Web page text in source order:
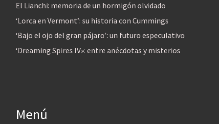
El Lianchi: memoria de un hormigón olvidado
‘Lorca en Vermont’: su historia con Cummings
‘Bajo el ojo del gran pájaro’: un futuro especulativo
‘Dreaming Spires IV»: entre anécdotas y misterios
Menú